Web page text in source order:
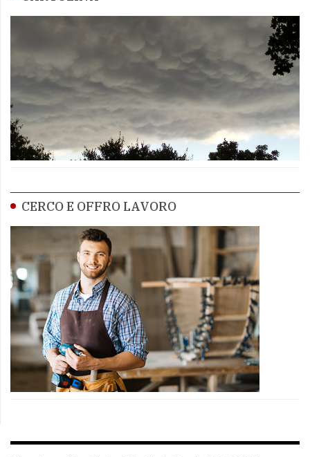
CERCO E OFFRO LAVORO